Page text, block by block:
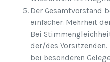
Der Gesamtvorstand
einfachen Mehrheit
Bei
der/des Vorsitzenden.
bei besonderen